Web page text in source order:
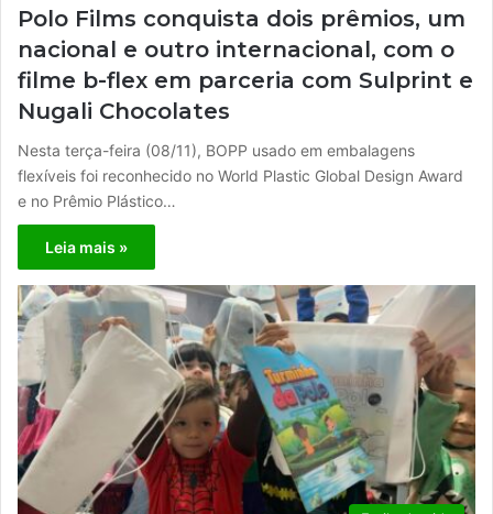
Polo Films conquista dois prêmios, um
nacional e outro internacional, com o
filme b-flex em parceria com Sulprint e
Nugali Chocolates
Nesta terça-feira (08/11), BOPP usado em embalagens
flexíveis foi reconhecido no World Plastic Global Design Award
e no Prêmio Plástico…
Leia mais »